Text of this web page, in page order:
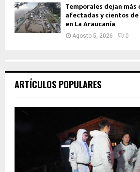
Temporales dejan más
afectadas y cientos
en La Araucanía
Agosto 5, 2026 0
ARTÍCULOS POPULARES